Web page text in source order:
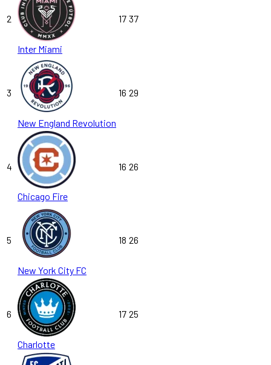
2
Inter Miami
17 37
3
New England Revolution
16 29
4
Chicago Fire
16 26
5
New York City FC
18 26
6
Charlotte
17 25